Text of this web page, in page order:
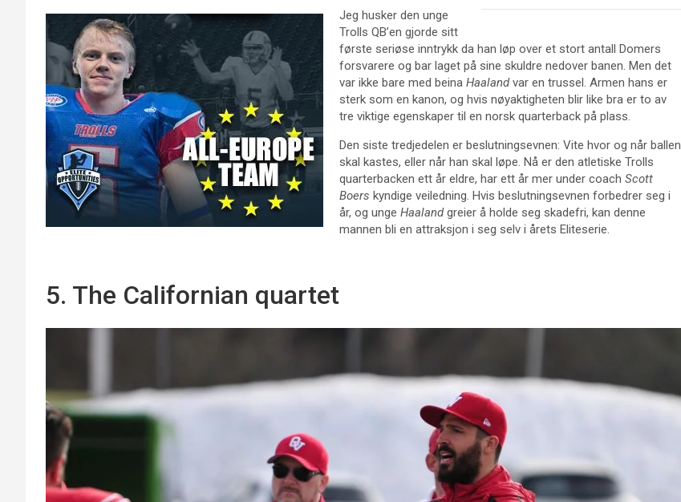
Jeg husker den unge
Trolls QB’en gjorde sitt
første seriøse inntrykk da han løp over et stort antall Domers
forsvarere og bar laget på sine skuldre nedover banen. Men det
var ikke bare med beina Haalandvar en trussel. Armen hans er
sterk som en kanon, og hvis nøyaktigheten blir like bra er to av
tre viktige egenskaper til en norsk quarterback på plass.
Den siste tredjedelen er beslutningsevnen: Vite hvor og når ballen
skal kastes, eller når han skal løpe. Nå er den atletiske Trolls
quarterbacken ett år eldre, har ett år mer under coach Scott
Boers kyndige veiledning. Hvis beslutningsevnen forbedrer seg i
år, og unge Haalandgreier å holde seg skadefri, kan denne
mannen bli en attraksjon i seg selv i årets Eliteserie.
5. The Californian quartet